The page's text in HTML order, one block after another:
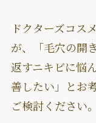
ドクターズコス
が、「毛穴の開
返すニキビに悩
善したい」とお
ご検討ください。